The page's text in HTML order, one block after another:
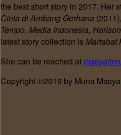
the best short story in 2017. Her
Cinta di Ambang Gerhana (2011),
Tempo, Media Indonesia,
latest story collection isMartabat
She can be reached at
Copyright ©2019 by Muna